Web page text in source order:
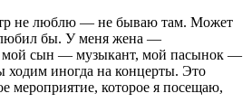
не люблю — не бываю там. Может
бы. У меня жена —
мой сын — музыкант, мой пасынок —
ходим иногда на концерты. Это
мероприятие, которое я посещаю,